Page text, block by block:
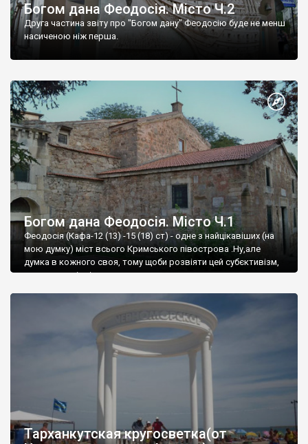
Богом дана Феодосія. Місто Ч.2
Друга частина звіту про "Богом дану" Феодосію буде не менш
насиченою ніж перша.
Богом дана Феодосія. Місто Ч.1
Феодосія (Кафа-12 (13) -15 (18) ст) - одне з найцікавіших (на
мою думку) міст всього Кримського півострова .Ну,але
думка в кожного своя, тому щоби розвіяти цей субєктивізм,
запрошую відвідати це
Тарханкутская кругосветка(от